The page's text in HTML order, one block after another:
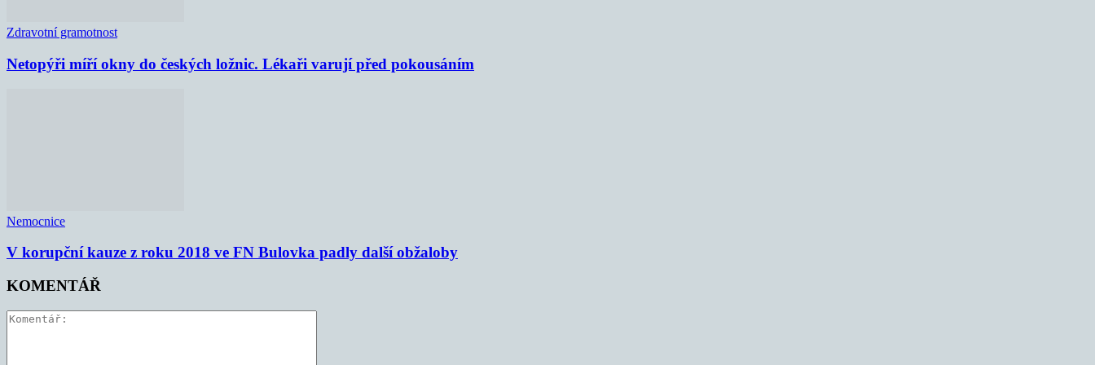
Zdravotní gramotnost
Netopýři míří okny do českých ložnic. Lékaři varují před pokousáním
Nemocnice
V korupční kauze z roku 2018 ve FN Bulovka padly další obžaloby
KOMENTÁŘ